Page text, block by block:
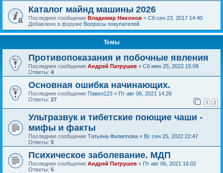
Каталог майнд машины 2026
Последнее сообщение Владимир Никонов « Сб сен 23, 2017 14:40
Добавлено в форуме Вопросы покупателей
Темы
Противопоказания и побочные явления
Последнее сообщение Андрей Патрушев « Сб июн 25, 2022 15:08
Ответы: 4
Основная ошибка начинающих.
Последнее сообщение Павел123 « Пт авг 06, 2021 14:26
Ответы: 27 1 2
Ультразвук и тибетские поющие чаши -
мифы и факты
Последнее сообщение Татьяна Филиппова « Вс сен 25, 2022 22:47
Ответы: 5
Психическое заболевание. МДП
Последнее сообщение Андрей Патрушев « Пт авг 06, 2021 16:02
Ответы: 5